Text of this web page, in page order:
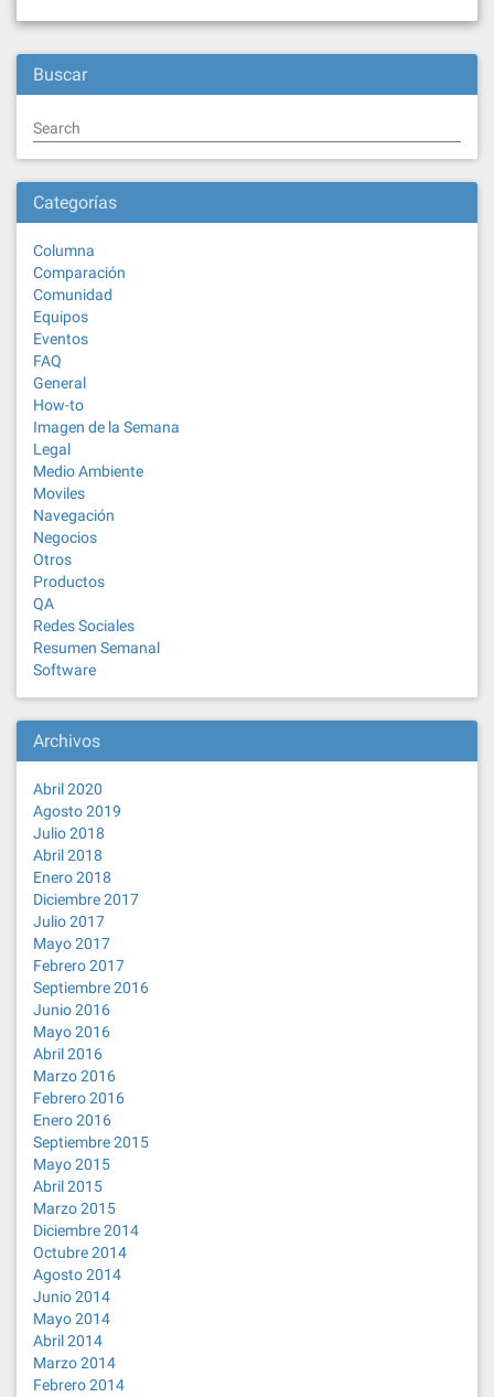
Buscar
Search
Categorías
Columna
Comparación
Comunidad
Equipos
Eventos
FAQ
General
How-to
Imagen de la Semana
Legal
Medio Ambiente
Moviles
Navegación
Negocios
Otros
Productos
QA
Redes Sociales
Resumen Semanal
Software
Archivos
Abril 2020
Agosto 2019
Julio 2018
Abril 2018
Enero 2018
Diciembre 2017
Julio 2017
Mayo 2017
Febrero 2017
Septiembre 2016
Junio 2016
Mayo 2016
Abril 2016
Marzo 2016
Febrero 2016
Enero 2016
Septiembre 2015
Mayo 2015
Abril 2015
Marzo 2015
Diciembre 2014
Octubre 2014
Agosto 2014
Junio 2014
Mayo 2014
Abril 2014
Marzo 2014
Febrero 2014